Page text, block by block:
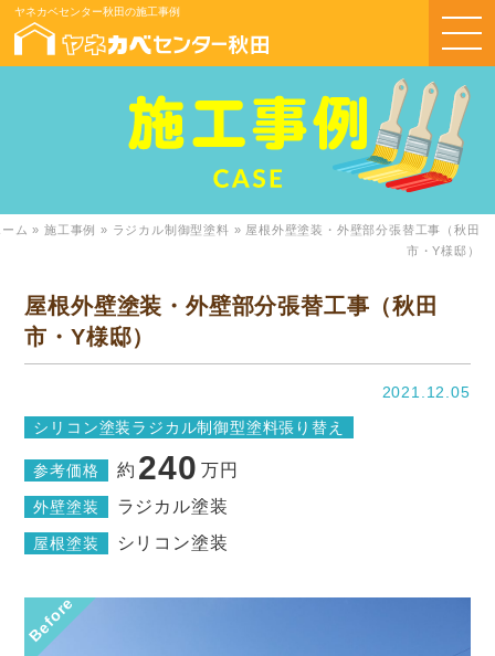
ヤネカベセンター秋田の施工事例
ム » 施工事例 » ラジカル制御型塗料 » 屋根外壁塗装・外壁部分張替工事（秋田
市・Y様邸）
屋根外壁塗装・外壁部分張替工事（秋田
市・Y様邸）
2021.12.05
シリコン塗装ラジカル制御型塗料張り替え
参考価格 約 240 万円
外壁塗装 ラジカル塗装
屋根塗装 シリコン塗装
Before